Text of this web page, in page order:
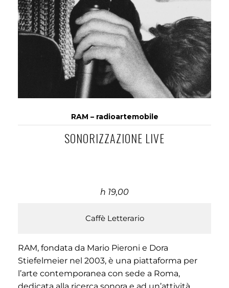
RAM – radioartemobile
SONORIZZAZIONE LIVE
h 19,00
Caffè Letterario
RAM, fondata da Mario Pieroni e Dora
Stiefelmeier nel 2003, è una piattaforma per
l’arte contemporanea con sede a Roma,